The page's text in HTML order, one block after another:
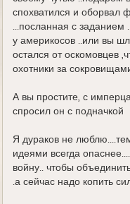
спохватился и оборвал
...посланная с заданием
у америкосов ..или вы
остался от оскомовцев
охотники за сокровищами
А вы простите, с
спросил он с подначкой
Я дураков не
идеями всегда
войну.. чтобы
.а сейчас надо копить